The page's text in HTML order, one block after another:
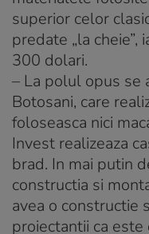
superior celor
predate „la
300 dolari.
– La polul opus se
Botosani, care
foloseasca nici
Invest realizeaza
brad. In mai putin
constructia si
avea o constructie
proiectantii ca